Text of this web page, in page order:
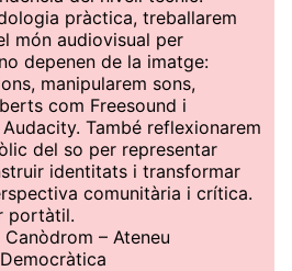
pràctica, treballarem
món audiovisual per
depenen de la imatge:
manipularem sons,
com Freesound i
També reflexionarem
del so per representar
identitats i transformar
comunitària i crítica.
portàtil.
– Ateneu